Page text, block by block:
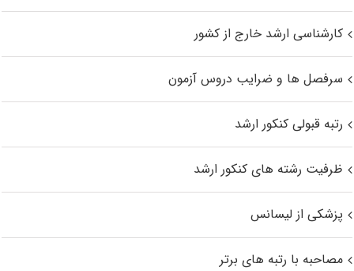
کارشناسی ارشد خارج از کشور
سرفصل ها و ضرایب دروس آزمون
رتبه قبولی کنکور ارشد
ظرفیت رشته های کنکور ارشد
پزشکی از لیسانس
مصاحبه با رتبه های برتر